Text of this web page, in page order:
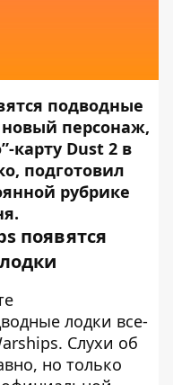
подводные
персонаж,
карту Dust 2 в
подготовил
рубрике
появятся
лодки все-
Слухи об
но только